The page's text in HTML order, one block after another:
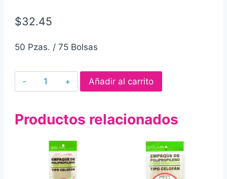
$32.45
50 Pzas. / 75 Bolsas
Alexsa
Bolsa
Chico
cantidad
Añadir al carrito
Productos relacionados